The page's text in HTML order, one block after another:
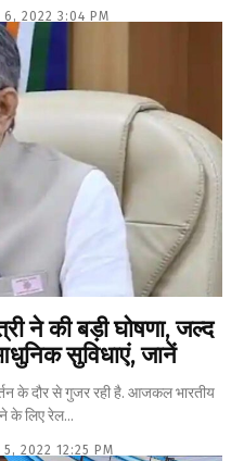
6, 2022 3:04 PM
ने की बड़ी घोषणा, जल्द
सुविधाएं, जानें
के दौर से गुजर रही है. आजकल भारतीय
लिए रेल...
5, 2022 12:25 PM